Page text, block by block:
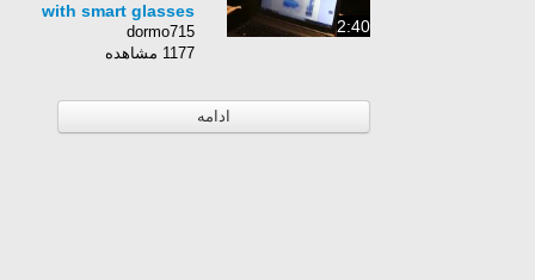
2:40
with smart glasses
dormo715
1177 مشاهده
ادامه